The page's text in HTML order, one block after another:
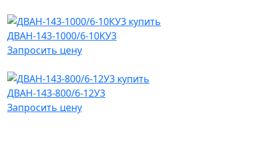
ДВАН-143-1000/6-10КУ3
Запросить цену
ДВАН-143-800/6-12У3
Запросить цену